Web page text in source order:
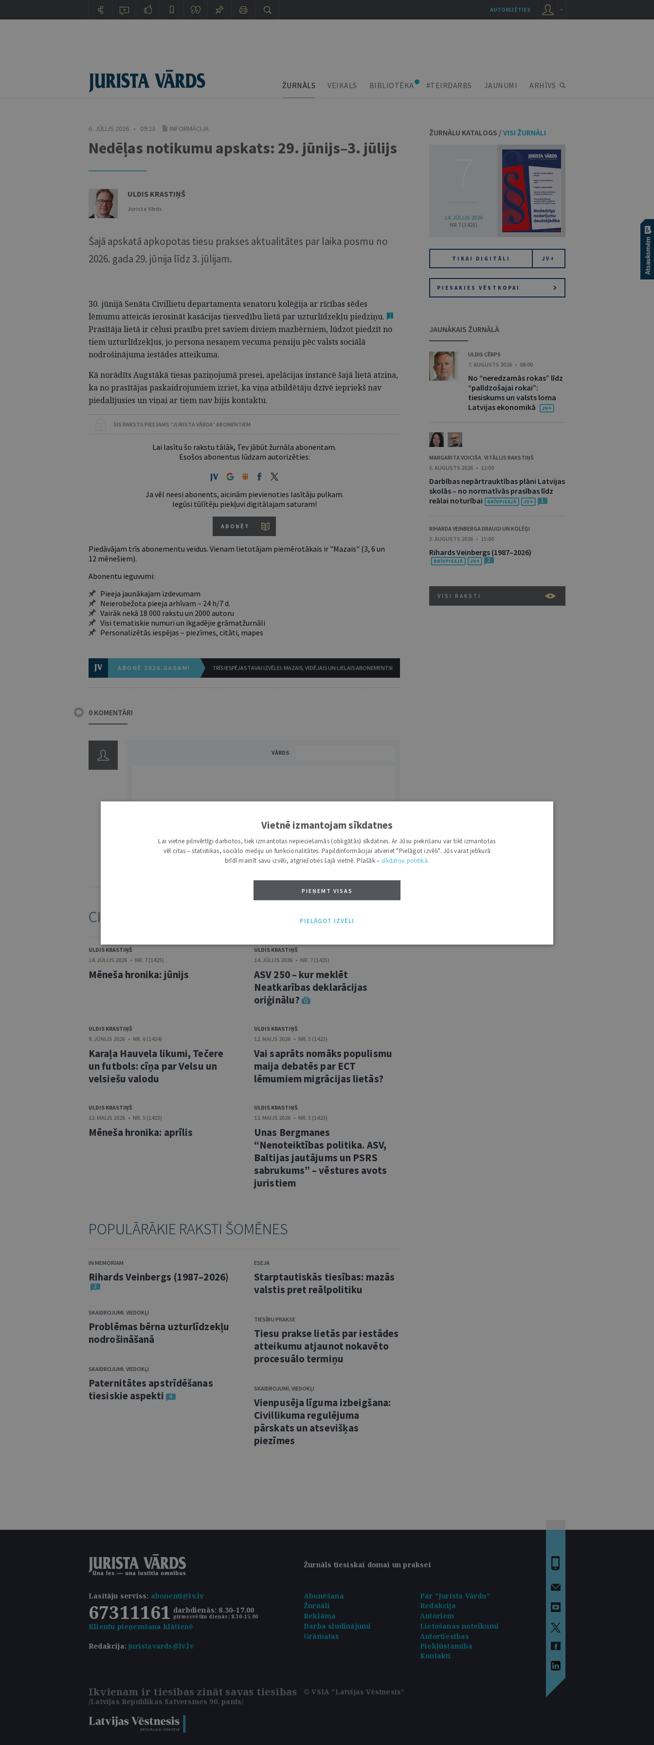
ŽURNĀLS VEIKALS BIBLIOTĒKA #TEIRDARBS JAUNUMI ARHĪVS
6. JŪLIJS 2026 • 09:23 INFORMĀCIJA
Nedēļas notikumu apskats: 29. jūnijs–3. jūlijs
ULDIS KRASTIŅŠ
Jurista Vārds
Šajā apskatā apkopotas tiesu prakses aktualitātes par laika posmu no
2026. gada 29. jūnija līdz 3. jūlijam.
30. jūnijā Senāta Civillietu departamenta senatoru kolēģija ar rīcības sēdes
lēmumu atteicās ierosināt kasācijas tiesvedību lietā par uzturlīdzekļupiedziņu. 1
Prasītāja lietā ir cēlusi prasību pret saviem diviem mazbērniem, lūdzot piedzīt no
tiem uzturlīdzekļus, jo persona nesaņem vecuma pensiju pēc valsts sociālā
nodrošinājuma iestādes atteikuma.
Kā norādīts Augstākā tiesas paziņojumā presei, apelācijas instancē šajā lietā atzina,
ka no prasītājas paskaidrojumiem izriet, ka viņa atbildētāju dzīvē iepriekš nav
piedalījusies un viņai ar tiem nav bijis kontaktu.
ŠIS RAKSTS PIEEJAMS “JURISTA VĀRDA” ABONENTIEM
Lai lasītu šo rakstu tālāk, Tev jābūt žurnāla abonentam.
Esošos abonentus lūdzam autorizēties:
Ja vēl neesi abonents, aicinām pievienoties lasītāju pulkam.
Iegūsi tūlītēju piekļuvi digitālajam saturam!
ABONĒT
Piedāvājam trīs abonementu veidus. Vienam lietotājam piemērotākais ir "Mazais" (3, 6 un
12 mēnešiem).
Abonentu ieguvumi:
Pieeja jaunākajam izdevumam
Neierobežota pieeja arhīvam – 24 h/7 d.
Vairāk nekā 18 000 rakstu un 2000 autoru
Visi tematiskie numuri un ikgadējie grāmatžurnāli
Personalizētās iespējas – piezīmes, citāti, mapes
ABONĒ 2026.GADAM! TRĪS IESPĒJAS TAVAI IZVĒLEI: MAZAIS, VIDĒJAIS UN LIELAIS ABONEMENTS!
0 KOMENTĀRI
VĀRDS
IENĀKT: PIEVIENOT
CITI ŠĪ AUTORA RAKSTI /
ULDIS KRASTIŅŠ
14. JŪLIJS 2026 • NR. 7 (1425)
Mēneša hronika: jūnijs
ULDIS KRASTIŅŠ
14. JŪLIJS 2026 • NR. 7 (1425)
ASV 250 – kur meklēt
Neatkarības deklarācijas
oriģinālu?
ULDIS KRASTIŅŠ
9. JŪNIJS 2026 • NR. 6 (1424)
Karaļa Hauvela likumi, Tečere
un futbols: cīņa par Velsu un
velsiešu valodu
ULDIS KRASTIŅŠ
12. MAIJS 2026 • NR. 5 (1423)
Vai saprāts nomāks populismu
maija debatēs par ECT
lēmumiem migrācijas lietās?
ULDIS KRASTIŅŠ
12. MAIJS 2026 • NR. 5 (1423)
Mēneša hronika: aprīlis
ULDIS KRASTIŅŠ
12. MAIJS 2026 • NR. 5 (1423)
Unas Bergmanes
“Nenoteiktības politika. ASV,
Baltijas jautājums un PSRS
sabrukums” – vēstures avots
juristiem
POPULĀRĀKIE RAKSTI ŠOMĒNES
IN MEMORIAM
Rihards Veinbergs (1987–2026)
2
SKAIDROJUMI. VIEDOKĻI
Problēmas bērna uzturlīdzekļu
nodrošināšanā
SKAIDROJUMI. VIEDOKĻI
Paternitātes apstrīdēšanas
tiesiskie aspekti
4
ESEJA
Starptautiskās tiesības: mazās
valstis pret reālpolitiku
TIESĪBU PRAKSE
Tiesu prakse lietās par iestādes
atteikumu atjaunot nokavēto
procesuālo termiņu
SKAIDROJUMI. VIEDOKĻI
Vienpusēja līguma izbeigšana:
Civillikuma regulējuma
pārskats un atsevišķas
piezīmes
ŽURNĀLU KATALOGS / VISI ŽURNĀLI
14. JŪLIJS 2026
NR 7 (1425)
TIKAI DIGITĀLI JV+
PIESAKIES VĒSTKOPAI
JAUNĀKAIS ŽURNĀLĀ
ULDIS CĒRPS
7. AUGUSTS 2026 • 08:00
No “neredzamās rokas” līdz
“palīdzošajai rokai”:
tiesiskums un valsts loma
Latvijas ekonomikā
MARGARITA VOICIŠA, VITĀLIJS RAKSTIŅŠ
5. AUGUSTS 2026 • 12:00
Darbības nepārtrauktības plāni Latvijas
skolās – no normatīvās prasības līdz
reālai noturībai
1
RIHARDA VEINBERGA DRAUGI UN KOLĒĢI
3. AUGUSTS 2026 • 15:00
Rihards Veinbergs (1987–2026)
2
VISI RAKSTI
Žurnāls tiesiskai domai un praksei
Lasītāju serviss: abonenti@lv.lv
67311161 darbdienās: 8.30–17.00
pirmssvētku dienās: 8.30–15.00
Klientu pieņemšana klātienē
Abonēšana
Par "Jurista Vārdu"
Žurnāli
Redakcija
Reklāma
Autoriem
Darba sludinājumi
Lietošanas noteikumi
Redakcija:juristavards@lv.lv
Grāmatas
Autortiesības
Piekļūstamība
Kontakti
Ikvienam ir tiesības zināt savas tiesības
/Latvijas Republikas Satversmes 90. pants/
© VSIA "Latvijas Vēstnesis"
AUTORIZĒTIES
Vietnē izmantojam sīkdatnes
Lai vietne pilnvērtīgi darbotos, tiek izmantotas nepieciešamās (obligātās) sīkdatnes. Ar Jūsu piekrišanu var tikt izmantotas
vēl citas – statistikas, sociālo mediju un funkcionalitātes. Papildinformācijai atveriet "Pielāgot izvēli". Jūs varat jebkurā
brīdī mainīt savu izvēli, atgriežoties šajā vietnē. Plašāk – sīkdatņu politikā.
PIEŅEMT VISAS
PIELĀGOT IZVĒLI